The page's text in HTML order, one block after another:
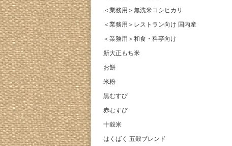
＜業務用＞無洗米コシヒカリ
＜業務用＞レストラン向け 国内産
＜業務用＞和食・料亭向け
新大正もち米
お餅
米粉
黒むすび
赤むすび
十穀米
はくばく 五穀ブレンド